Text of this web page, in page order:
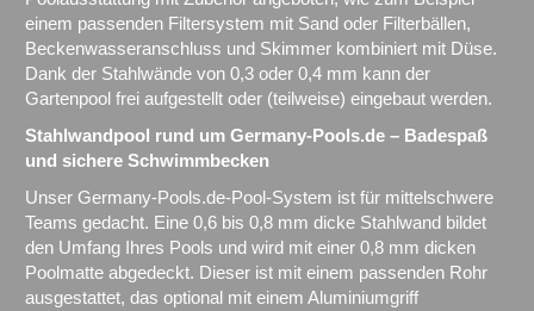
einem passenden Filtersystem mit Sand oder Filterbällen,
Beckenwasseranschluss und Skimmer kombiniert mit Düse.
Dank der Stahlwände von 0,3 oder 0,4 mm kann der
Gartenpool frei aufgestellt oder (teilweise) eingebaut werden.
Stahlwandpool rund um Germany-Pools.de – Badespaß
und sichere Schwimmbecken
Unser Germany-Pools.de-Pool-System ist für mittelschwere
Teams gedacht. Eine 0,6 bis 0,8 mm dicke Stahlwand bildet
den Umfang Ihres Pools und wird mit einer 0,8 mm dicken
Poolmatte abgedeckt. Dieser ist mit einem passenden Rohr
ausgestattet, das optional mit einem Aluminiumgriff